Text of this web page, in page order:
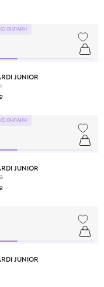
машинную стирку в
сегмента.
который
ОНЛАЙН
JUNIOR
ОНЛАЙН
JUNIOR
JUNIOR